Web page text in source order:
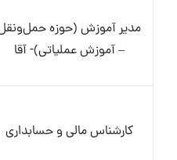
مدیر آموزش (حوزه
– آموزش عملیاتی)- آقا
کارشناس مالی و حسابداری